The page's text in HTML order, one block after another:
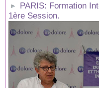
PARIS: Formation
1ère Session.